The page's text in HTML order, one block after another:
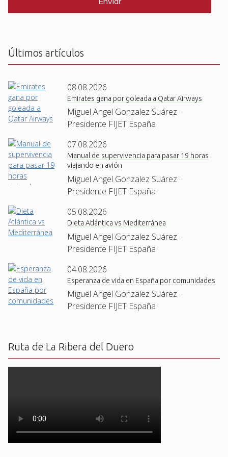
C
Últimos artículos
08.08.2026
Emirates gana por goleada a Qatar Airways
Miguel Angel Gonzalez Suárez ·
Presidente FIJET España
07.08.2026
Manual de supervivencia para pasar 19 horas
viajando en avión
Miguel Angel Gonzalez Suárez ·
Presidente FIJET España
05.08.2026
Dieta Atlántica vs Mediterránea
Miguel Angel Gonzalez Suárez ·
Presidente FIJET España
04.08.2026
Esperanza de vida en España por comunidades
Miguel Angel Gonzalez Suárez ·
Presidente FIJET España
Ruta de La Ribera del Duero